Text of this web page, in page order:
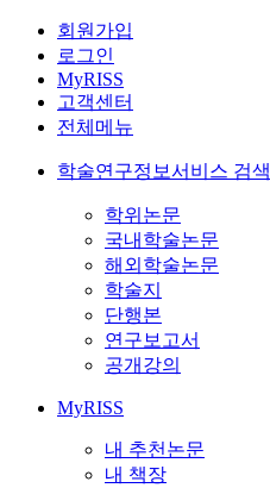
회원가입
로그인
MyRISS
고객센터
전체메뉴
학술연구정보서비스 검색
학위논문
국내학술논문
해외학술논문
학술지
단행본
연구보고서
공개강의
MyRISS
내 추천논문
내 책장